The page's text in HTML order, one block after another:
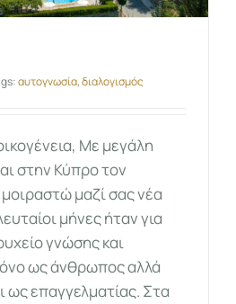
αυτογνωσία,διαλογισμός
Με μεγάλη
στην Κύπρο τον
μαζί σας νέα
μήνες ήταν για
γνώσης και
ως άνθρωπος αλλά
ως επαγγελματίας. Στα